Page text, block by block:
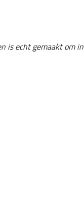
is echt gemaakt om